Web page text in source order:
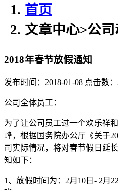
移动机柜租用
移动T4级数据中心
企业邮局
权威安全认证
数据备份
快照备份灵活多变
SSL证书
确保信息的安全性
专线上网
企业专线上网
首页
文章中心>公
2018年春节放假通知
发布时间：2018-01-08 点击数
公司全体员工：
为了让公司员工过一个欢乐祥
峰，根据国务院办公厅《关于
司实际情况，将对春节假日延
知如下：
1、放假时间为：2月10日- 2月